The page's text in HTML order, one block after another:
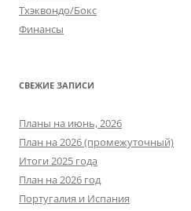
Тхэквондо/Бокс
Финансы
СВЕЖИЕ ЗАПИСИ
Планы на июнь, 2026
План на 2026 (промежуточный)
Итоги 2025 года
План на 2026 год
Португалия и Испания